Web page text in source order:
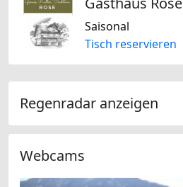
Saisonal
Tisch reservieren
Regenradar anzeigen
Webcams